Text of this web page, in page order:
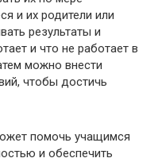
и их родители или
результаты и
и что не работает в
можно внести
чтобы достичь
помочь учащимся
и обеспечить